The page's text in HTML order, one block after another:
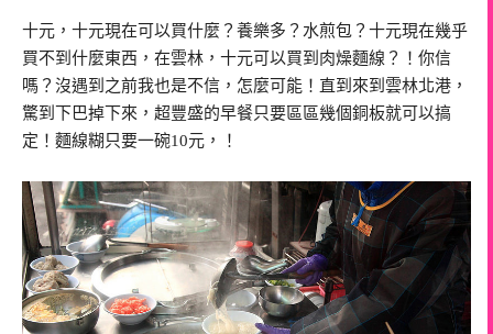
十元，十元現在可以買什麼？養樂多？水煎包？十元現在幾乎
買不到什麼東西，在雲林，十元可以買到肉燥麵線？！你信
嗎？沒遇到之前我也是不信，怎麼可能！直到來到雲林北港，
驚到下巴掉下來，超豐盛的早餐只要區區幾個銅板就可以搞
定！麵線糊只要一碗10元，！